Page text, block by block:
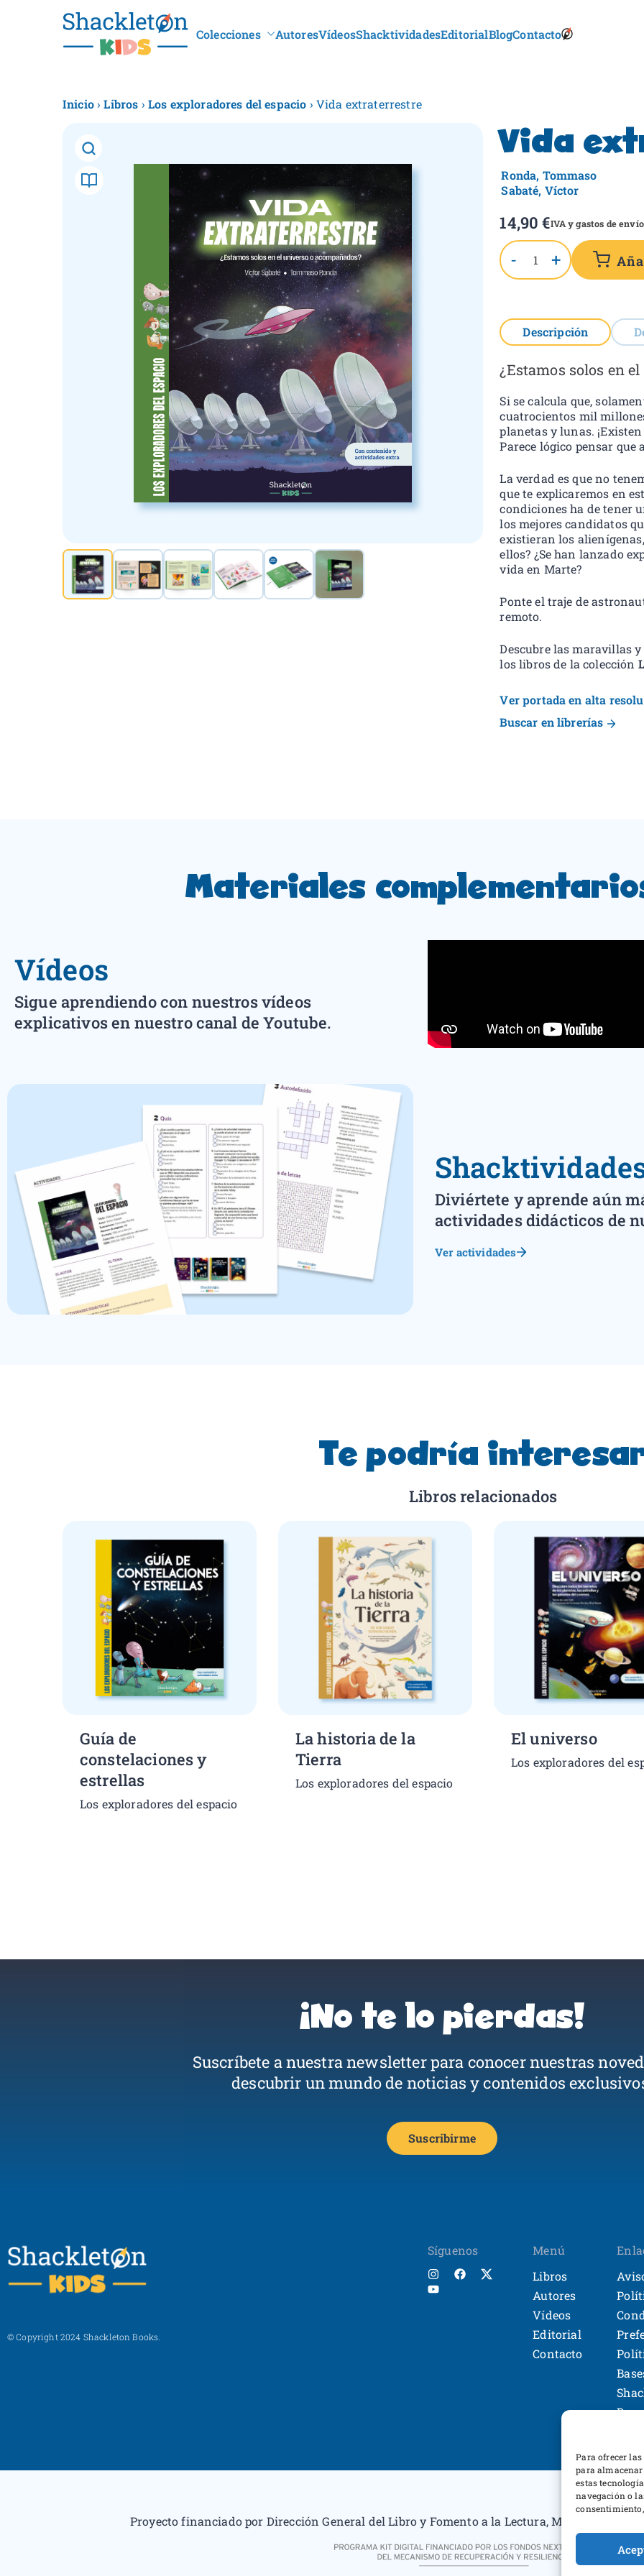
Para ofrecer
para
estas
navegación o
Shackletonkids
Colecciones AutoresVídeosShacktividadesEditorialBlogContactoS
t
o
n
B
o
k
s
Inicio›Libros › Los exploradores del espacio › Vida extraterrestre
Vida
Ronda, Tommaso
Sabaté, Víctor
Descripción
¿Estamos solos en
Si se calcula que,
cuatrocientos mil
planetas y lunas.
Parece lógico pensar que
La verdad es que no
que te explicaremos en
condiciones ha de tener
los mejores candidatos
existieran los
ellos? ¿Se han lanzado
vida en Marte?
Ponte el traje de
remoto.
Descubre las maravillas
los libros de la colección
Ver portada en alta
Buscar en librerías
14,90€IVA y gastos de
- +
Materiales
Vídeos
Sigue aprendiendo con nuestros vídeos
explicativos en nuestro canal de Youtube.
Diviértete y aprende aún
actividades didácticos de
Ver actividades
Te podría
Libros relacionados
Guía de
constelaciones y
estrellas
Los exploradores del espacio
La historia de la
Tierra
Los exploradores del espacio
El universo
Los exploradores del
¡No te lo pierdas!
Suscríbete a nuestra newsletter para conocer nuestras
descubrir un mundo de noticias y contenidos
Suscribirme
© Copyright 2024 Shackleton Books.
Síguenos
Menú
Libros
Autores
Vídeos
Editorial
Contacto
Proyecto financiado por Dirección General del Libro y Fomento a la Lectura, Ministerio de